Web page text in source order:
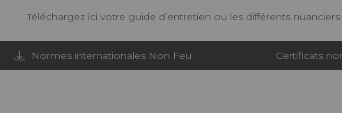
Téléchargez ici votre guide d’entretien ou les différents
Normes internationales Non Feu Certificats